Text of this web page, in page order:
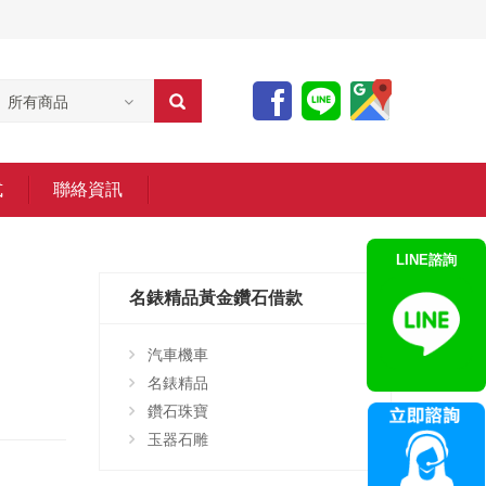
所有商品
聯絡資訊
名錶精品黃金鑽石借款
汽車機車
名錶精品
鑽石珠寶
玉器石雕
LINE諮詢